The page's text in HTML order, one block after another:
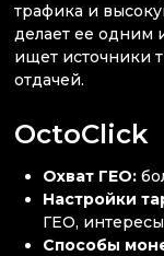
трафика и
делает ее одним
ищет источники
отдачей.
OctoClick
Охват ГЕО:
Настройки
ГЕО,
Способы